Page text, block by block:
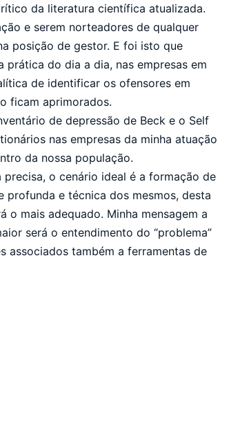
da literatura científica atualizada.
e serem norteadores de qualquer
posição de gestor. E foi isto que
do dia a dia, nas empresas em
de identificar os ofensores em
ficam aprimorados.
de depressão de Beck e o Self
nas empresas da minha atuação
da nossa população.
o cenário ideal é a formação de
profunda e técnica dos mesmos, desta
o mais adequado. Minha mensagem a
será o entendimento do “problema”
associados também a ferramentas de